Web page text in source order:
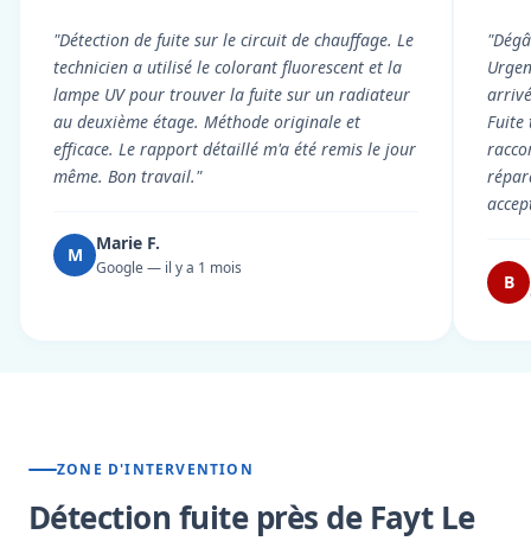
"Détection de fuite sur le circuit de chauffage. Le
technicien a utilisé le colorant fluorescent et la
lampe UV pour trouver la fuite sur un radiateur
au deuxième étage. Méthode originale et
efficace. Le rapport détaillé m'a été remis le jour
même. Bon travail."
M
Marie F.
Google — il y a 1 mois
Fuite
B
ZONE D'INTERVENTION
Détection fuite près de Fayt Le